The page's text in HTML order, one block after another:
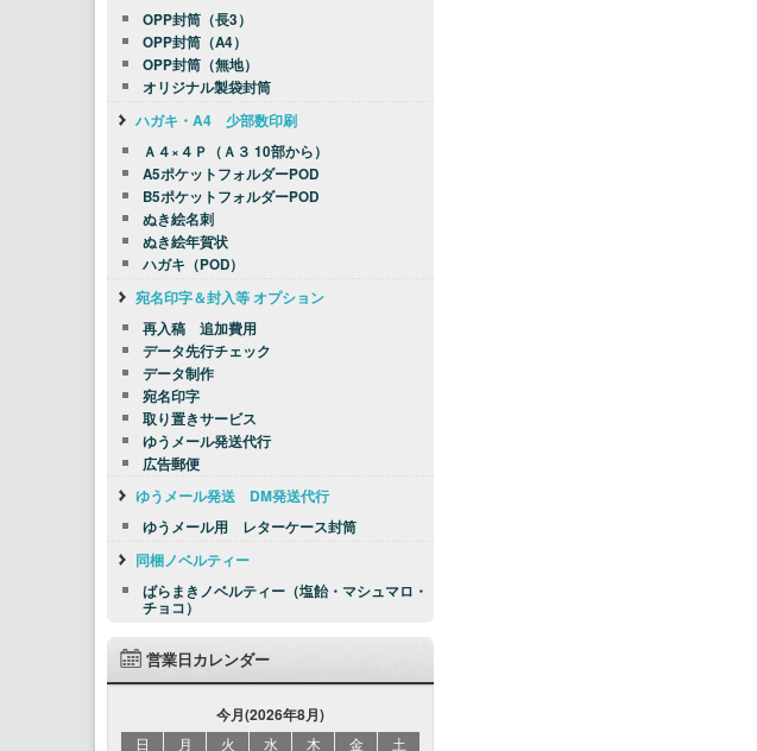
OPP封筒（長3）
OPP封筒（A4）
OPP封筒（無地）
オリジナル製袋封筒
ハガキ・A4 少部数印刷
Ａ４×４Ｐ（Ａ３ 10部から）
A5ポケットフォルダーPOD
B5ポケットフォルダーPOD
ぬき絵名刺
ぬき絵年賀状
ハガキ（POD）
宛名印字＆封入等 オプション
再入稿 追加費用
データ先行チェック
データ制作
宛名印字
取り置きサービス
ゆうメール発送代行
広告郵便
ゆうメール発送 DM発送代行
ゆうメール用 レターケース封筒
同梱ノベルティー
ばらまきノベルティー（塩飴・マシュマロ・
チョコ）
営業日カレンダー
今月(2026年8月)
日 月 火 水 木 金
土